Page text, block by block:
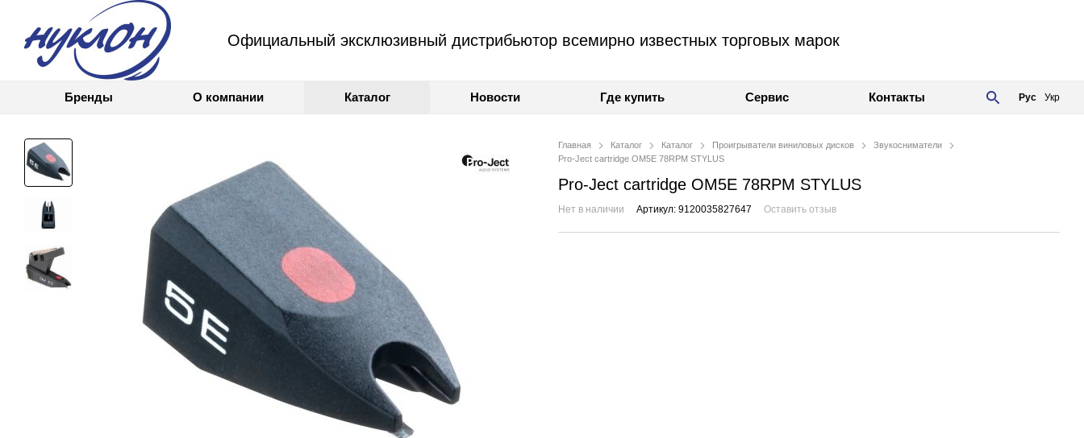
Официальный эксклюзивный дистрибьютор всемирно известных торговых марок
Бренды О компании Каталог Новости Где купить Сервис Контакты Рус Укр
Главная Каталог Каталог Проигрыватели виниловых дисков
Звукосниматели
Pro-Ject cartridge OM5E 78RPM STYLUS
Pro-Ject cartridge OM5E 78RPM STYLUS
Нет в наличии Артикул: 9120035827647 Оставить отзыв